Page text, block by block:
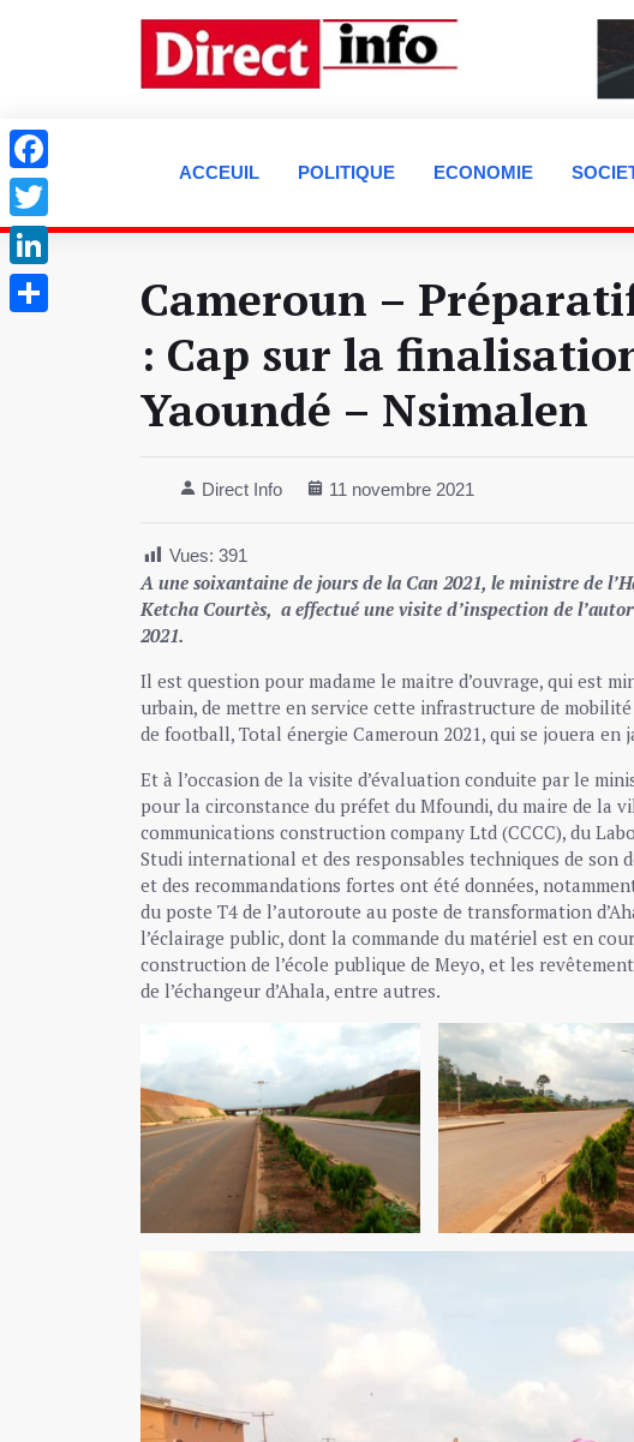
ACCEUIL POLITIQUE ECONOMIE
Cameroun –
: Cap sur la
Yaoundé – Nsimalen
Direct Info 11 novembre 2021
Vues: 391
A une soixantaine de jours de la Can 2021, le ministre de
Ketcha Courtès, a effectué une visite d’inspection de
2021.
Il est question pour madame le maitre d’ouvrage, qui est
urbain, de mettre en service cette infrastructure de
de football, Total énergie Cameroun 2021, qui se jouera en
Et à l’occasion de la visite d’évaluation conduite par le
pour la circonstance du préfet du Mfoundi, du maire de la
communications construction company Ltd (CCCC), du
Studi international et des responsables techniques de
et des recommandations fortes ont été données,
du poste T4 de l’autoroute au poste de transformation
l’éclairage public, dont la commande du matériel est en
construction de l’école publique de Meyo, et les
de l’échangeur d’Ahala, entre autres.
Facebook
Twitter
LinkedIn